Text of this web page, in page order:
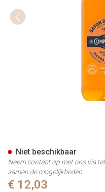
€ 12,03
Niet beschikbaar
Neem contact op met ons via
samen de mogelijkheden.